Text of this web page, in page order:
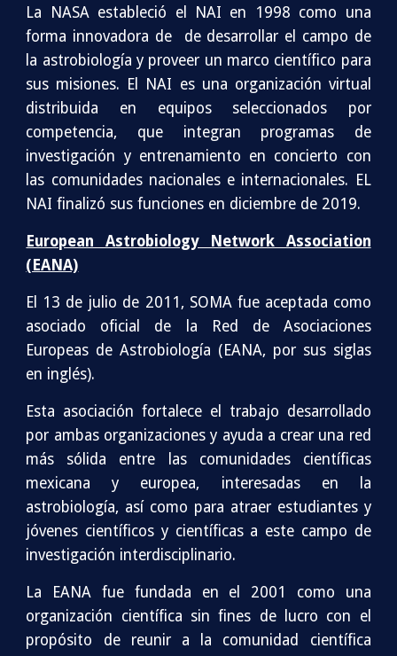
La NASA estableció el NAI en 1998 como una
forma innovadora de de desarrollar el campo de
la astrobiología y proveer un marco científico para
sus misiones. El NAI es una organización virtual
distribuida en equipos seleccionados por
competencia, que integran programas de
investigación y entrenamiento en concierto con
las comunidades nacionales e internacionales. EL
NAI finalizó sus funciones en diciembre de 2019.
Euro­pean Astro­bi­ol­ogy Net­work Asso­ci­a­tion
(EANA)
El 13 de julio de 2011, SOMA fue aceptada como
asociado oficial de la Red de Asociaciones
Europeas de Astrobiología (EANA, por sus siglas
en inglés).
Esta asociación fortalece el trabajo desarrollado
por ambas organizaciones y ayuda a crear una red
más sólida entre las comunidades científicas
mexicana y europea, interesadas en la
astrobiología, así como para atraer estudiantes y
jóvenes científicos y científicas a este campo de
investigación interdisciplinario.
La EANA fue fundada en el 2001 como una
organización científica sin fines de lucro con el
propósito de reunir a la comunidad científica